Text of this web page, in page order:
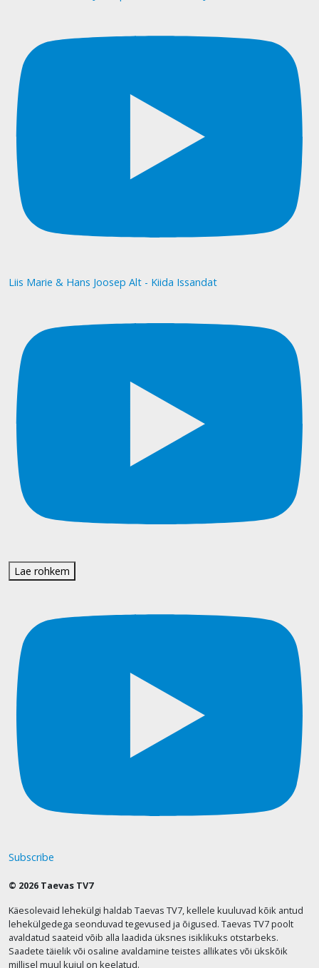
Liis Marie & Hans Joosep Alt - Kiida Issandat
Lae rohkem
Subscribe
© 2026 Taevas TV7
Käesolevaid lehekülgi haldab Taevas TV7, kellele kuuluvad kõik antud
lehekülgedega seonduvad tegevused ja õigused. Taevas TV7 poolt
avaldatud saateid võib alla laadida üksnes isiklikuks otstarbeks.
Saadete täielik või osaline avaldamine teistes allikates või ükskõik
millisel muul kujul on keelatud.